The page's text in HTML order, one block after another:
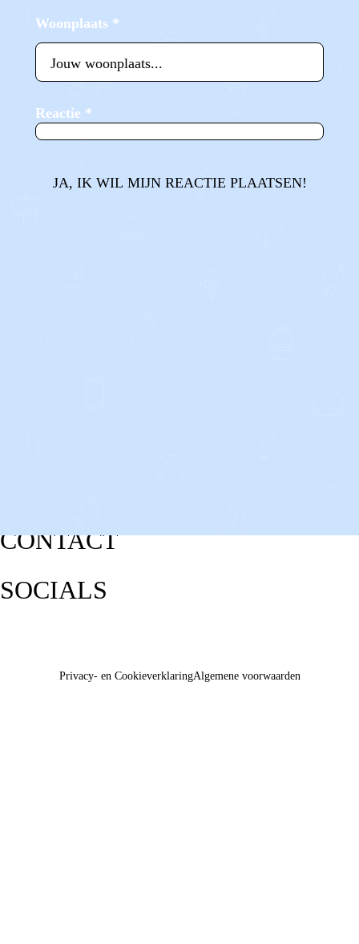
Woonplaats *
Reactie *
JA, IK WIL MIJN REACTIE PLAATSEN!
CONTACT
SOCIALS
Privacy- en CookieverklaringAlgemene voorwaarden